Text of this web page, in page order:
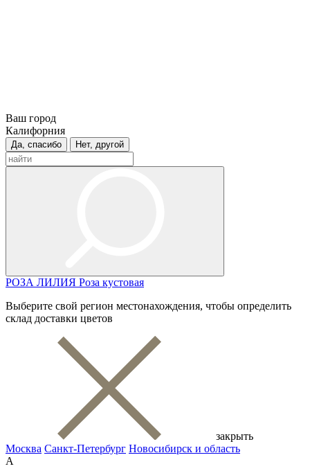
Ваш город
Калифорния
Да, спасибо Нет, другой
РОЗА ЛИЛИЯ Роза кустовая
Выберите свой регион местонахождения, чтобы определить
склад доставки цветов
закрыть
Москва Санкт-Петербург Новосибирск и область
А